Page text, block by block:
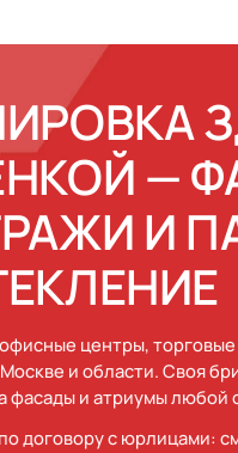
—
И
центры,
и области. Своя
фасады и атриумы любой
договору с юрлицами: